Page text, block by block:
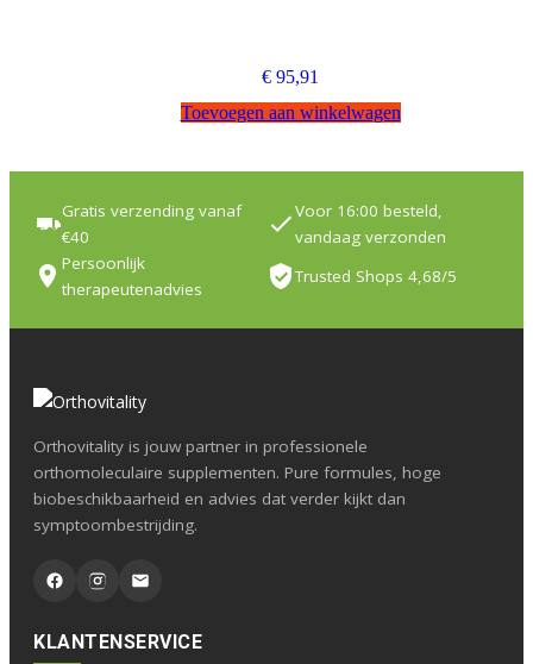
€ 95,91
Toevoegen aan winkelwagen
Gratis verzending vanaf
€40
Voor 16:00 besteld,
vandaag verzonden
Persoonlijk
therapeutenadvies
Trusted Shops 4,68/5
Orthovitality is jouw partner in professionele
orthomoleculaire supplementen. Pure formules, hoge
biobeschikbaarheid en advies dat verder kijkt dan
symptoombestrijding.
KLANTENSERVICE